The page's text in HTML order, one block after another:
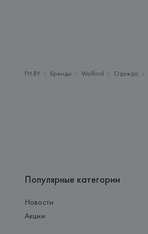
FH.BY Бренды Wolford Одежда
Популярные категории
Новости
Акции